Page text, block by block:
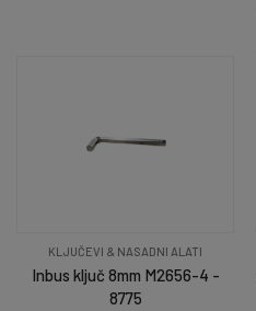
KLJUČEVI & NASADNI ALATI
Inbus ključ 8mm M2656-4 -
8775